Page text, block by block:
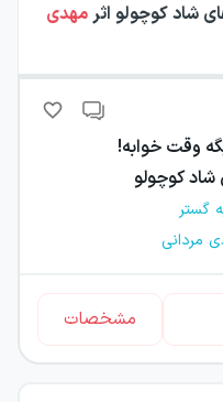
شاد کوچولو اثرمهدی
وقت خوابه!
شاد کوچولو
گستر
مردانی
مشخصات